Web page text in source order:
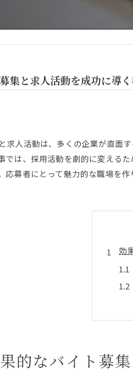
集と求人活動を成功に導
求人活動は、多くの企業が直面
では、採用活動を劇的に変える
応募者にとって魅力的な職場を作
効
バ
的なバイト募